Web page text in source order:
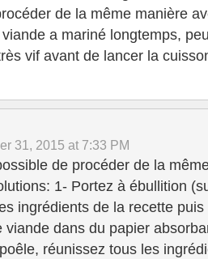
de la même manière
a mariné longtemps,
vif avant de lancer la
31, 2015 at 7:33 PM
de procéder de la
1- Portez à ébullition
ingrédients de la recette
viande dans du papier
réunissez tous les